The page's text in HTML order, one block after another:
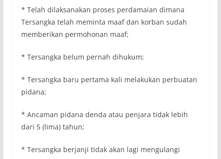
* Telah dilaksanakan proses perdamaian dimana
Tersangka telah meminta maaf dan korban sudah
memberikan permohonan maaf;
* Tersangka belum pernah dihukum;
* Tersangka baru pertama kali melakukan perbuatan
pidana;
* Ancaman pidana denda atau penjara tidak lebih
dari 5 (lima) tahun;
* Tersangka berjanji tidak akan lagi mengulangi